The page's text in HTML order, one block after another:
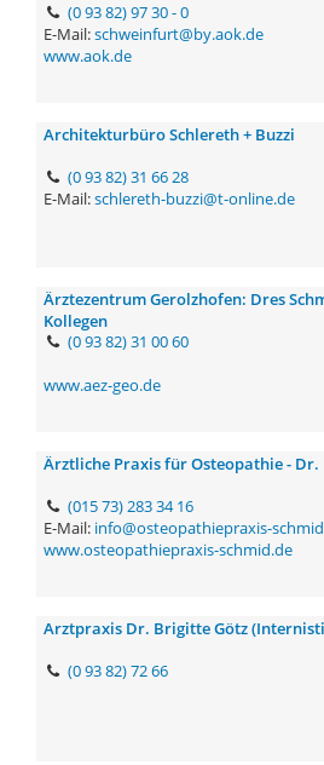
(0 93 82) 97 30 - 0
E-Mail:schweinfurt@by.aok.de
www.aok.de
Architekturbüro Schlereth + Buzzi
(0 93 82) 31 66 28
E-Mail:schlereth-buzzi@t-online.de
Ärztezentrum Gerolzhofen: Dres
Kollegen
(0 93 82) 31 00 60
www.aez-geo.de
Ärztliche Praxis für Osteopathie - Dr.
(015 73) 283 34 16
E-Mail: info@osteopathiepraxis-
www.osteopathiepraxis-schmid.de
Arztpraxis Dr. Brigitte Götz
(0 93 82) 72 66